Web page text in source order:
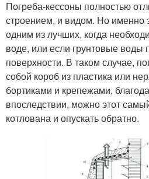
Погреба-кессоны полностью
строением, и видом. Но именно
одним из лучших, когда
воде, или если грунтовые воды
поверхности. В таком случае,
собой короб из пластика или
бортиками и крепежами,
впоследствии, можно этот
котлована и опускать обратно.